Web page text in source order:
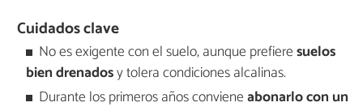
Cuidados clave
No es exigente con el suelo, aunque prefieresuelos
bien drenadosy tolera condiciones alcalinas.
Durante los primeros años convieneabonarlo con un